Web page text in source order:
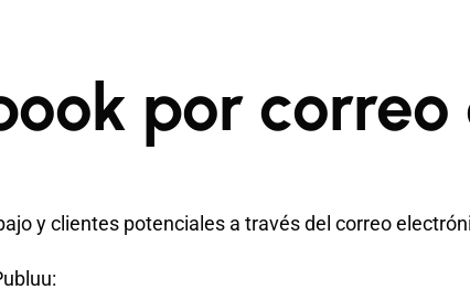
por
y clientes potenciales a través del correo